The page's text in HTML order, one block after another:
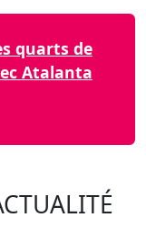
quarts de
Atalanta